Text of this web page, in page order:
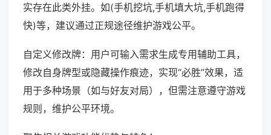
实存在此类外挂。如(手机挖坑,手机填大坑,手机跑得
快)等，建议通过正规途径维护游戏公平。
自定义修改牌：用户可输入需求生成专用辅助工具，
修改自身牌型或隐藏操作痕迹，实现“必胜”效果，适
用于多种场景（如与好友对局），但需注意遵守游戏
规则，维护公平环境。